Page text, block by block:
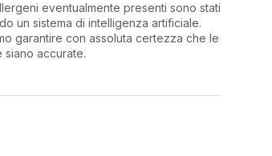
eventualmente presenti sono stati
un sistema di intelligenza artificiale.
garantire con assoluta certezza che le
siano accurate.